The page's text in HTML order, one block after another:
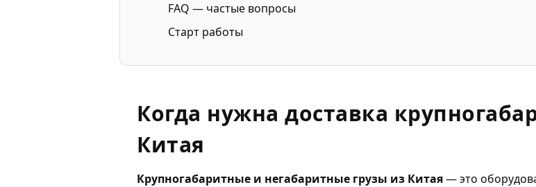
FAQ — частые вопросы
Старт работы
Когда нужна доставка
Китая
Крупногабаритные и негабаритные грузы из Китая— это